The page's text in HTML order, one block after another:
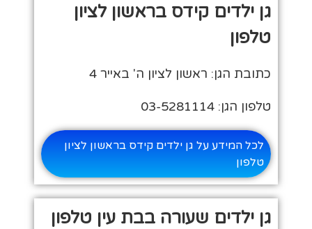
גן ילדים קידס בראשון לציון
טלפון
כתובת הגן: ראשון לציון ה' באייר 4
טלפון הגן: 03-5281114
לכל המידע על גן ילדים קידס בראשון לציון
טלפון
גן ילדים שעורה בבת עין טלפון